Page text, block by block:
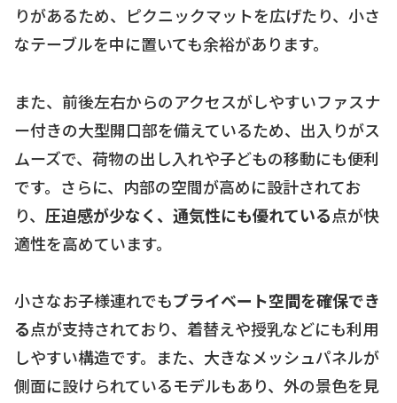
りがあるため、ピクニックマットを広げたり、小さ
なテーブルを中に置いても余裕があります。
また、前後左右からのアクセスがしやすいファスナ
ー付きの大型開口部を備えているため、出入りがス
ムーズで、荷物の出し入れや子どもの移動にも便利
です。さらに、内部の空間が高めに設計されてお
り、 圧迫感が少なく、通気性にも優れている点が快
適性を高めています。
小さなお子様連れでもプライベート空間を確保でき
る点が支持されており、着替えや授乳などにも利用
しやすい構造です。また、大きなメッシュパネルが
側面に設けられているモデルもあり、外の景色を見